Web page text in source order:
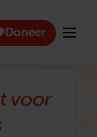
Doneer
voor